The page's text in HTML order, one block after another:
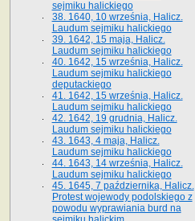
sejmiku halickiego
38. 1640, 10 września, Halicz.
Laudum sejmiku halickiego
39. 1642, 15 maja, Halicz.
Laudum sejmiku halickiego
40. 1642, 15 września, Halicz.
Laudum sejmiku halickiego
deputackiego
41. 1642, 15 września, Halicz.
Laudum sejmiku halickiego
42. 1642, 19 grudnia, Halicz.
Laudum sejmiku halickiego
43. 1643, 4 maja, Halicz.
Laudum sejmiku halickiego
44. 1643, 14 września, Halicz.
Laudum sejmiku halickiego
45. 1645, 7 października, Halicz.
Protest wojewody podolskiego z
powodu wyprawiania burd na